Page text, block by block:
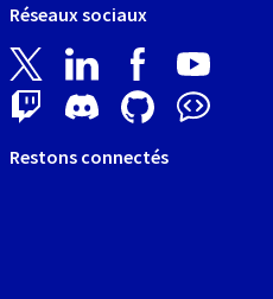
Réseaux sociaux
Restons connectés